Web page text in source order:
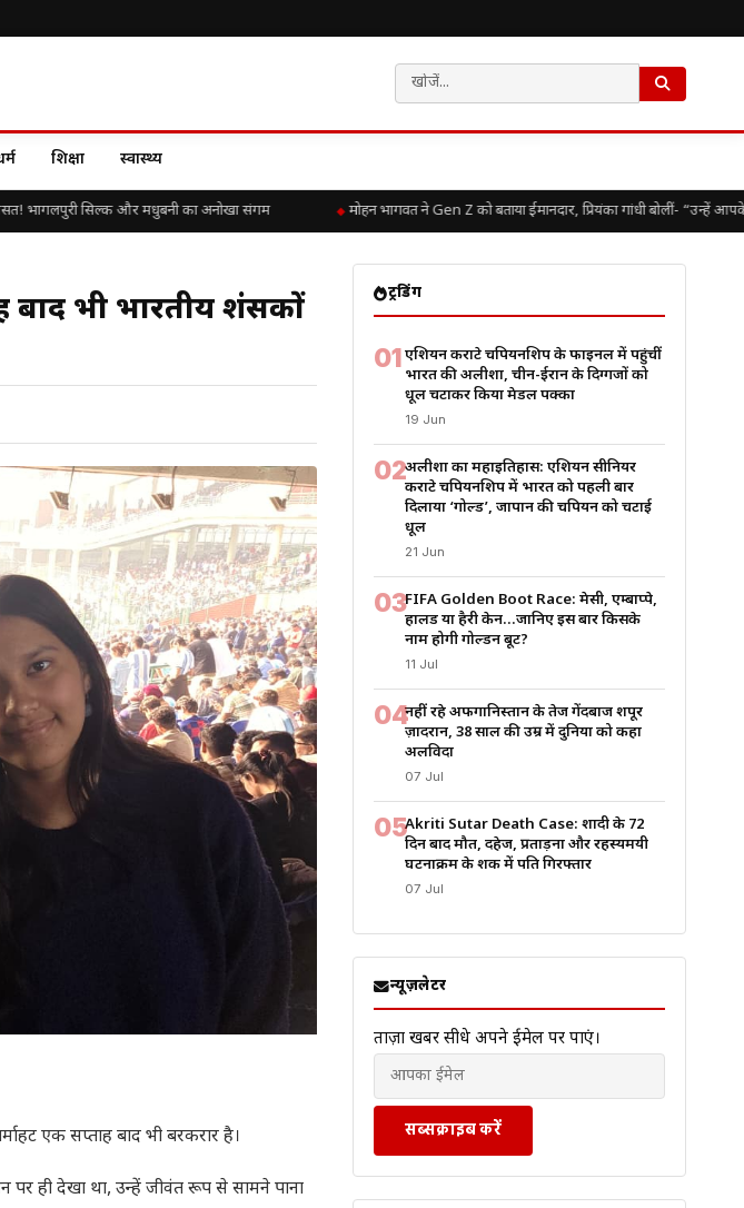
शिक्षा स्वास्थ्य
भागलपुरी सिल्क और मधुबनी का अनोखा संगम मोहन भागवत ने Gen Z को बताया ईमानदार, प्रियंका गांधी बोलीं- “उन्हें आपके
भी भारतीय प्रशंसकों
एक सप्ताह बाद भी बरकरार है।
पर ही देखा था, उन्हें जीवंत रूप से सामने पाना
ट्रेंडिंग
01एशियन कराटे चैंपियनशिप के फाइनल में पहुंचीं
भारत की अलीशा, चीन-ईरान के दिग्गजों को
धूल चटाकर किया मेडल पक्का
19 Jun
02अलीशा का महाइतिहास: एशियन सीनियर
कराटे चैंपियनशिप में भारत को पहली बार
दिलाया ‘गोल्ड’, जापान की चैंपियन को चटाई
धूल
21 Jun
03FIFA Golden Boot Race: मेसी, एम्बाप्पे,
हालैंड या हैरी केन…जानिए इस बार किसके
नाम होगी गोल्डन बूट?
11 Jul
04नहीं रहे अफगानिस्तान के तेज गेंदबाज शपूर
ज़ादरान, 38 साल की उम्र में दुनिया को कहा
अलविदा
07 Jul
05Akriti Sutar Death Case: शादी के 72
दिन बाद मौत, दहेज, प्रताड़ना और रहस्यमयी
घटनाक्रम के शक में पति गिरफ्तार
07 Jul
न्यूज़लेटर
ताज़ा खबरें सीधे अपने ईमेल पर पाएं।
सब्सक्राइब करें